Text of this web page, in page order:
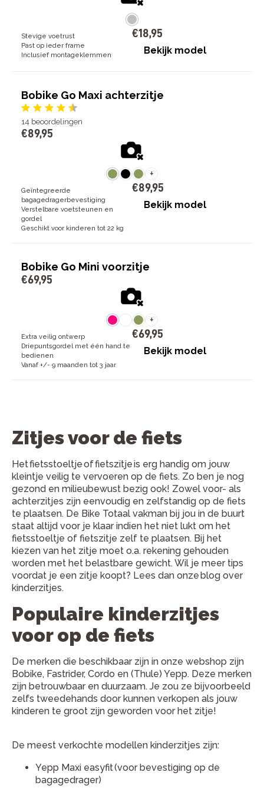
Stevige voetrust
Past op ieder frame
Inclusief montageklemmen
€18,95
Bekijk model
Bobike Go Maxi achterzitje
14 beoordelingen
€89,95
+
Geïntegreerde
bagagedragerbevestiging
Verstelbare voetsteunen en
gordel
Geschikt voor kinderen tot 22 kg
€89,95
Bekijk model
Bobike Go Mini voorzitje
€69,95
+
Extra veilig ontwerp
Driepuntsgordel met één hand te
bedienen
Vanaf +/- 9 maanden tot 3 jaar
€69,95
Bekijk model
Zitjes voor de fiets
Het fietsstoeltje of fietszitje is erg handig om jouw
kleintje veilig te vervoeren op de fiets. Zo ben je nog
gezond en milieubewust bezig ook! Zowel voor- als
achterzitjes zijn eenvoudig en zelfstandig op de fiets
te plaatsen. De Bike Totaal vakman bij jou in de buurt
staat altijd voor je klaar indien het niet lukt om het
fietsstoeltje of fietszitje zelf te plaatsen. Bij het
kiezen van het zitje moet o.a. rekening gehouden
worden met het belastbare gewicht. Wil je meer tips
voordat je een zitje koopt? Lees dan onze blog over
kinderzitjes.
Populaire kinderzitjes
voor op de fiets
De merken die beschikbaar zijn in onze webshop zijn
Bobike, Fastrider, Cordo en (Thule) Yepp. Deze merken
zijn betrouwbaar en duurzaam. Je zou ze bijvoorbeeld
zelfs tweedehands door kunnen verkopen als jouw
kinderen te groot zijn geworden voor het zitje!
De meest verkochte modellen kinderzitjes zijn:
Yepp Maxi easyfit (voor bevestiging op de
bagagedrager)